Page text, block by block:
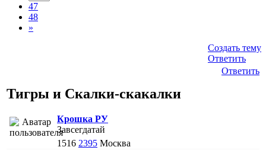
47
48
»
Создать тему
Ответить
Ответить
Тигры и Скалки-скакалки
Крошка РУ
Завсегдатай
1516 2395 Москва